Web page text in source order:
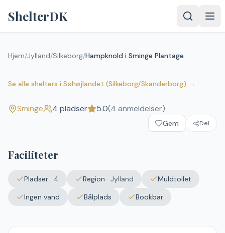
ShelterDK
Hjem/Jylland/Silkeborg/Hampknold i Sminge Plantage
Se alle shelters i Søhøjlandet (Silkeborg/Skanderborg) →
Upload et
Vælg
Ingen fil valgt
Hampknold i Sminge Plantage
5.0 4 anmeldelser) Sminge
Sminge 4 pladser 5.0(4 anmeldelser)
Gem Del
Faciliteter
Pladser · 4 Region · Jylland
Muldtoilet
Ingen vand
Bålplads Bookbar